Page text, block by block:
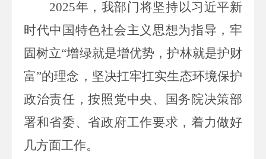
2025年，我部门将坚持以习近平新
时代中国特色社会主义思想为指导，牢
固树立“增绿就是增优势，护林就是护财
富”的理念，坚决扛牢扛实生态环境保护
政治责任，按照党中央、国务院决策部
署和省委、省政府工作要求，着力做好
几方面工作。